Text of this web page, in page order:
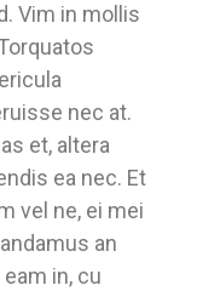
Vim in mollis
nec at.
et, altera
ea nec. Et
vel ne, ei mei
an
in, cu